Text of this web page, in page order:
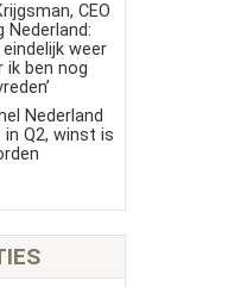
CEO
Nederland:
eindelijk weer
ik ben nog
Nederland
Q2, winst is